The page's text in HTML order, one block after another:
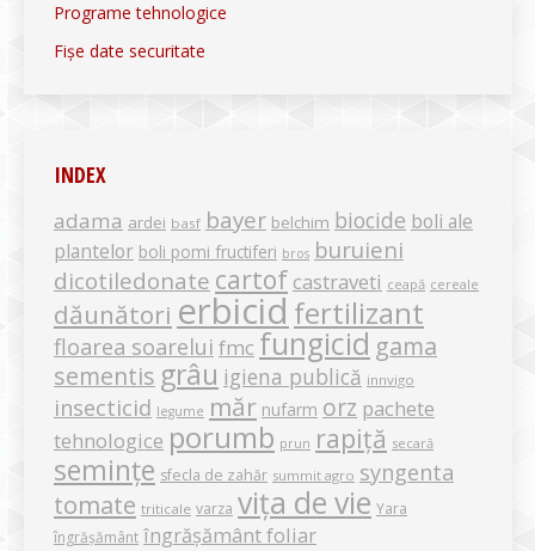
Programe tehnologice
Fișe date securitate
INDEX
adama ardei basf bayer belchim biocide boli ale
plantelor boli pomi fructiferi bros buruieni
dicotiledonate cartof castraveti ceapă cereale
dăunători erbicid fertilizant
floarea soarelui fmc fungicid gama
sementis grâu igiena publică innvigo
insecticid legume măr nufarm orz pachete
tehnologice porumb prun rapiță secară
semințe sfecla de zahăr summit agro syngenta
tomate triticale varza vița de vie Yara
îngrășământ îngrășământ foliar